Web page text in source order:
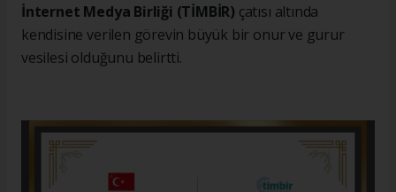
İnternet Medya Birliği (TİMBİR) çatısı altında
kendisine verilen görevin büyük bir onur ve gurur
vesilesi olduğunu belirtti.